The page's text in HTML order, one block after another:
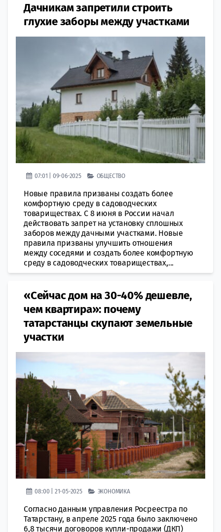
Дачникам запретили строить
глухие заборы между участками
07:01 | 09-06-2025 ОБЩЕСТВО
Новые правила призваны создать более
комфортную среду в садоводческих
товариществах. С 8 июня в России начал
действовать запрет на установку сплошных
заборов между дачными участками. Новые
правила призваны улучшить отношения
между соседями и создать более комфортную
среду в садоводческих товариществах,...
«Сейчас дом на 30-40% дешевле,
чем квартира»: почему
татарстанцы скупают земельные
участки
08:00 | 21-05-2025 ЭКОНОМИКА
Согласно данным управления Росреестра по
Татарстану, в апреле 2025 года было заключено
6,8 тысячи договоров купли-продажи (ДКП)